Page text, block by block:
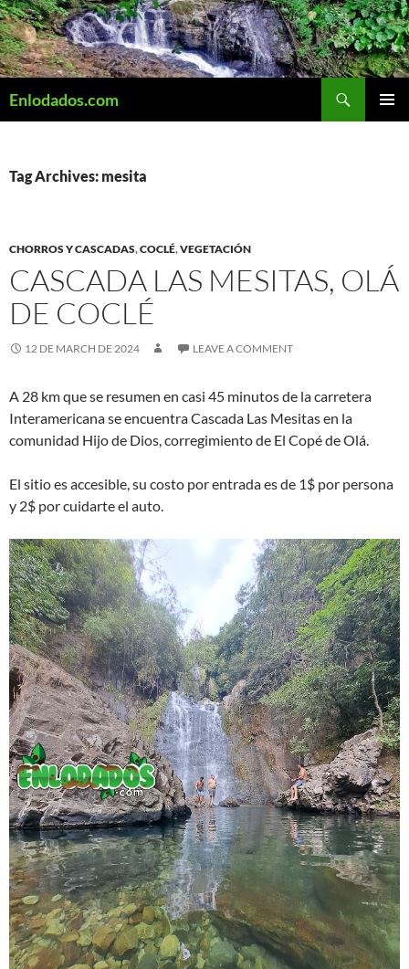
Skip
to
content
Enlodados.com
Tag Archives: mesita
CHORROS Y CASCADAS,COCLÉ,VEGETACIÓN
CASCADA LAS MESITAS, OLÁ
DE COCLÉ
12 DE MARCH DE 2024 LEAVE A COMMENT
A 28 km que se resumen en casi 45 minutos de la carretera
Interamericana se encuentra Cascada Las Mesitas en la
comunidad Hijo de Dios, corregimiento de El Copé de Olá.
El sitio es accesible, su costo por entrada es de 1$ por persona
y 2$ por cuidarte el auto.